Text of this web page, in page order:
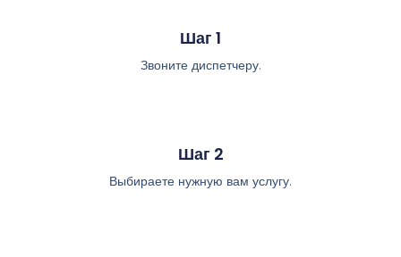
Шаг 1
Звоните диспетчеру.
Шаг 2
Выбираете нужную вам услугу.